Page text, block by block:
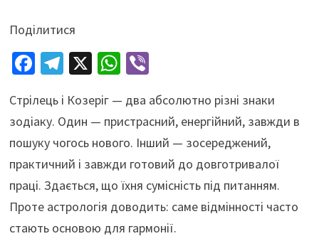
Поділитися
Fa
b
o
o
k
Te
gr
a
m
X W
at
sA
p
p
Vi
er
Стрілець і Козеріг — два абсолютно різні знаки
зодіаку. Один — пристрасний, енергійний, завжди в
пошуку чогось нового. Інший — зосереджений,
практичний і завжди готовий до довготривалої
праці. Здається, що їхня сумісність під питанням.
Проте астрологія доводить: саме відмінності часто
стають основою для гармонії.